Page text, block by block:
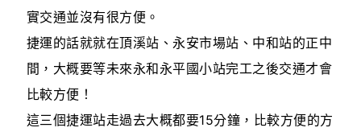
實交通並沒有很方便。
捷運的話就就在頂溪站、永安市場站、中和站的正中
間，大概要等未來永和永平國小站完工之後交通才會
比較方便！
這三個捷運站走過去大概都要15分鐘，比較方便的方